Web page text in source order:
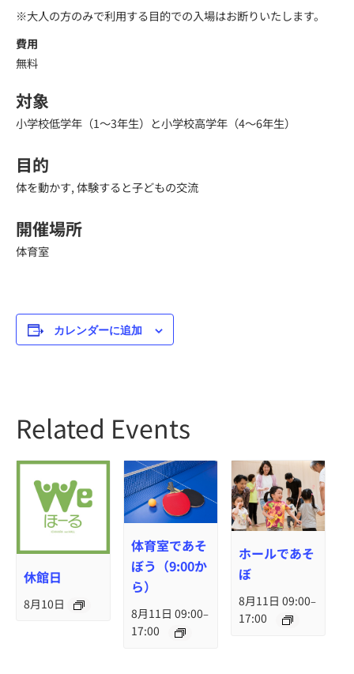
※大人の方のみで利用する目的での入場はお断りいたします。
費用
無料
対象
小学校低学年（1～3年生）と小学校高学年（4～6年生）
目的
体を動かす, 体験すると子どもの交流
開催場所
体育室
カレンダーに追加
Related Events
休館日
8月10日
体育室であそ
ぼう（9:00か
ら）
8月11日 09:00–
17:00
ホールであそ
ぼ
8月11日 09:00–
17:00